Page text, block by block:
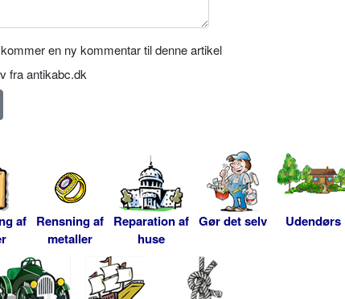
en ny kommentar til denne artikel
fra antikabc.dk
af Rensning af
metaller
Reparation af
huse
Gør det selv Udendørs